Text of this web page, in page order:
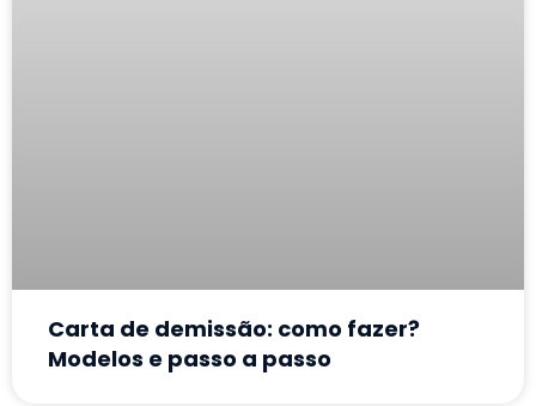
Carta de demissão: como fazer?
Modelos e passo a passo